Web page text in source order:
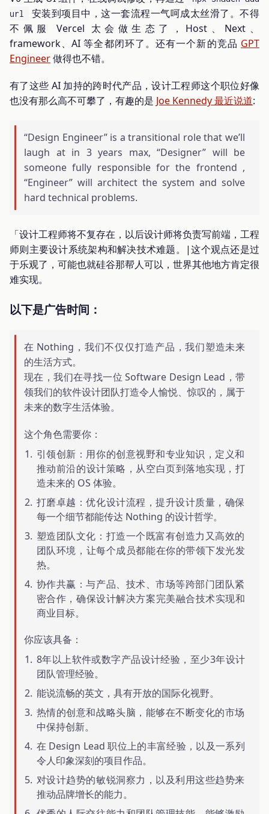
url
安装到项目中，这一套流程一气呵成太丝滑了。不得
不佩服 Vercel 太会做生态了，Host、Next、
framework、AI 等全都闭环了。还有一个新的竞品 GPT
Engineer做得也不错。
有了这些 AI 加持的跨时代产品，设计工程师这个职位好像
也没有那么高不可攀了，有趣的是 Joe Kennedy 最近说道:
“Design Engineer” is a transitional role that we’ll
laugh at in 3 years max, “Designer” will be
someone fully responsible for the frontend ,
“Engineer” will architect the system and solve
hard technical problems.
「设计工程师将不复存在，以后设计师将负责写前端，工程
师则主要设计系统架构和解决技术难题。|这个观点还是过
于乐观了，可能也就硅谷那帮人可以，世界其他地方肯定很
难实现。
以下是广告时间：
在 Nothing，我们不仅仅打造产品，我们塑造未来
的生活方式。
现在，我们在寻找一位 Software Design Lead，带
领我们的软件设计团队打造令人愉悦、惊叹的，属于
未来的数字生活体验。
这个角色需要你：
引领创新：用你的创意视野和专业知识，定义和
推动前沿的设计策略，从空白页到落地实现，打
造未来的 OS 体验。
打磨卓越：优化设计流程，提升设计质量，确保
每一个细节都能传达 Nothing 的设计哲学。
塑造团队文化：打造一个既富有创造力又高效的
团队环境，让每个成员都能在你的带领下发光发
热。
协作共赢：与产品、技术、市场等跨部门团队紧
密合作，确保设计解决方案完美融合技术实现和
商业目标。
你应该具备：
8年以上软件或数字产品设计经验，至少3年设计
团队管理经验。
能说流畅的英文，具有开放的国际化视野。
热情的创意和战略头脑，能够在不断变化的市场
中保持创新。
在 Design Lead 职位上的丰富经验，以及一系列
令人印象深刻的项目作品。
对设计趋势的敏锐洞察力，以及利用这些趋势来
推动品牌增长的能力。